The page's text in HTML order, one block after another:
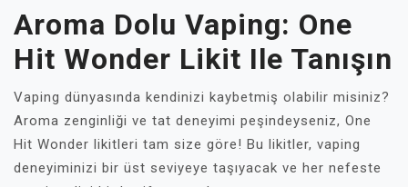
Aroma Dolu Vaping: One
Hit Wonder Likit Ile Tanışın
Vaping dünyasında kendinizi kaybetmiş olabilir misiniz?
Aroma zenginliği ve tat deneyimi peşindeyseniz, One
Hit Wonder likitleri tam size göre! Bu likitler, vaping
deneyiminizi bir üst seviyeye taşıyacak ve her nefeste